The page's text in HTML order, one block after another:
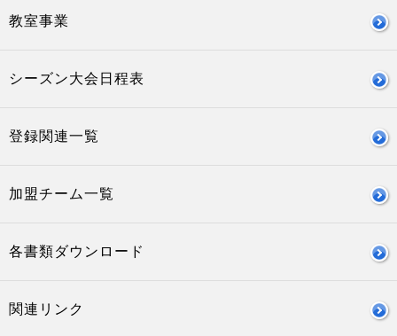
教室事業
シーズン大会日程表
登録関連一覧
加盟チーム一覧
各書類ダウンロード
関連リンク